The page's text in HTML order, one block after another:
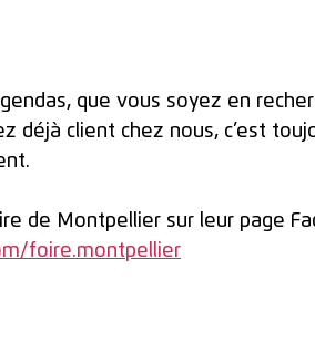
que vous soyez en
déjà client chez nous, c’est
de Montpellier sur leur page
foire.montpellier